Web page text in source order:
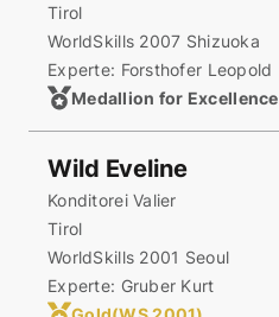
Tirol
WorldSkills 2007 Shizuoka
Experte: Forsthofer Leopold
Medallion for Excellence
Wild Eveline
Konditorei Valier
Tirol
WorldSkills 2001 Seoul
Experte: Gruber Kurt